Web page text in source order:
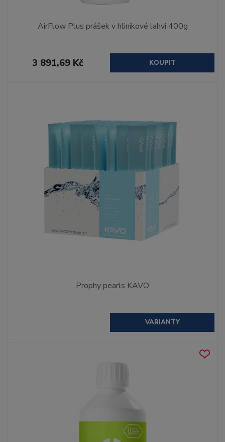
AirFlow Plus prášek v hliníkové lahvi 400g
3 891,69 Kč KOUPIT
Prophy pearls KAVO
VARIANTY